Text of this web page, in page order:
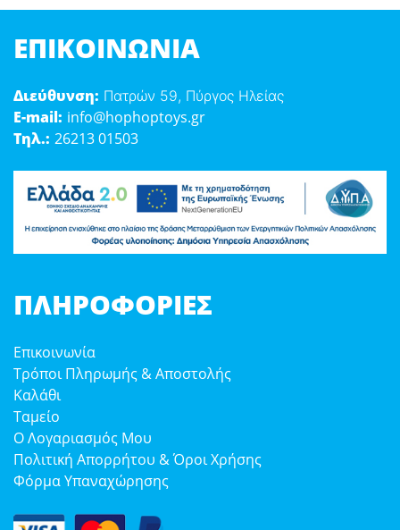
ΕΠΙΚΟΙΝΩΝΊΑ
Διεύθυνση: Πατρών 59, Πύργος Ηλείας
E-mail: info@hophoptoys.gr
Τηλ.: 26213 01503
ΠΛΗΡΟΦΟΡΊΕΣ
Επικοινωνία
Τρόποι Πληρωμής & Αποστολής
Καλάθι
Ταμείο
Ο Λογαριασμός Μου
Πολιτική Απορρήτου & Όροι Χρήσης
Φόρμα Υπαναχώρησης